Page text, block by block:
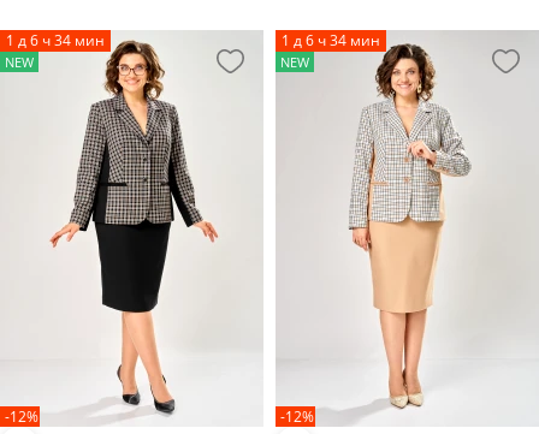
1 д 6 ч 34 мин
NEW
-12%
1 д 6 ч 34 мин
NEW
-12%